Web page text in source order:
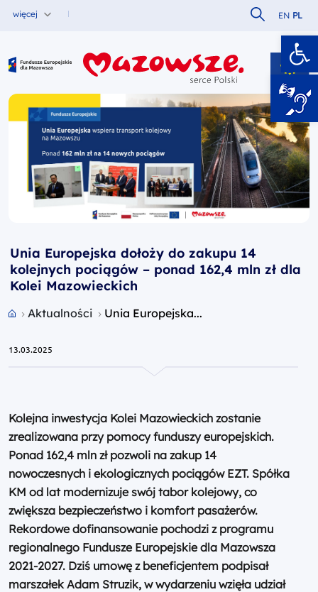
więcej Szukaj w
EN PL
Fundusze Europejskie dla Mazowsza
Unia Europejska dołoży do zakupu 14
kolejnych pociągów – ponad 162,4 mln zł dla
Kolei Mazowieckich
Przejdź do strony głównej portalu
Aktualności Unia Europejska...
13.03.2025
Kolejna inwestycja Kolei Mazowieckich zostanie
zrealizowana przy pomocy funduszy europejskich.
Ponad 162,4 mln zł pozwoli na zakup 14
nowoczesnych i ekologicznych pociągów EZT. Spółka
KM od lat modernizuje swój tabor kolejowy, co
zwiększa bezpieczeństwo i komfort pasażerów.
Rekordowe dofinansowanie pochodzi z programu
regionalnego Fundusze Europejskie dla Mazowsza
2021-2027. Dziś umowę z beneficjentem podpisał
marszałek Adam Struzik, w wydarzeniu wzięła udział